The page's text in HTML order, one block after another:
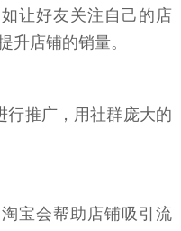
让好友关注自己的店
升店铺的销量。
行推广，用社群庞大的
宝会帮助店铺吸引流